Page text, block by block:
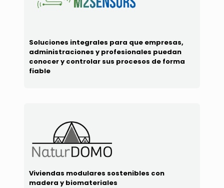
Soluciones integrales para que empresas,
administraciones y profesionales puedan
conocer y controlar sus procesos de forma
fiable
Viviendas modulares sostenibles con
madera y biomateriales